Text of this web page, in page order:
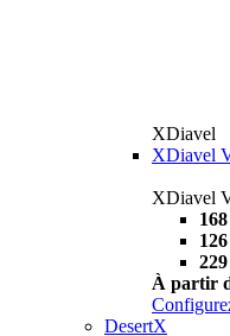
XDiavel
XDiavel
XDiavel
À partir
DesertX